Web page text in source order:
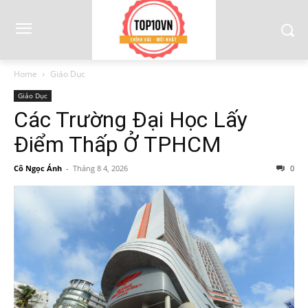
Home Giáo Dục
Giáo Dục
Các Trường Đại Học Lấy
Điểm Thấp Ở TPHCM
Cô Ngọc Ánh - Tháng 8 4, 2026 0